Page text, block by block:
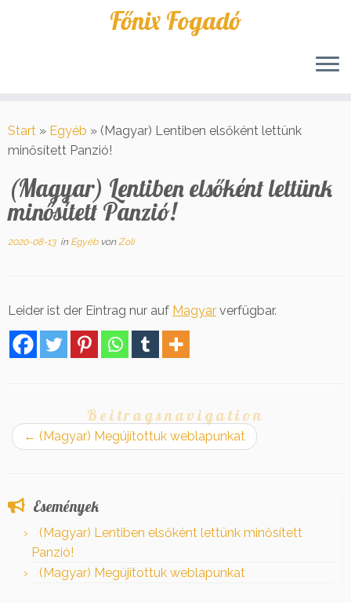
Inhalt
springen
Főnix Fogadó
Start » Egyéb » (Magyar) Lentiben elsőként lettünk
minősített Panzió!
(Magyar) Lentiben elsőként lettünk
minősített Panzió!
2020-08-13in Egyéb vonZoli
Leider ist der Eintrag nur auf Magyar verfügbar.
Beitragsnavigation
← (Magyar) Megújítottuk weblapunkat
Események
(Magyar) Lentiben elsőként lettünk minősített
Panzió!
(Magyar) Megújítottuk weblapunkat